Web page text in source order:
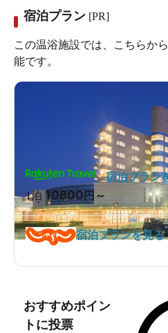
宿泊プラン [PR]
この温浴施設では、こちらか
能です。
1泊 10800円～
宿泊プラン
宿泊プランを見る
おすすめポイン
トに投票